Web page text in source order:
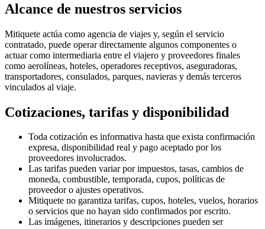
Alcance de nuestros servicios
Mitiquete actúa como agencia de viajes y, según el servicio
contratado, puede operar directamente algunos componentes o
actuar como intermediaria entre el viajero y proveedores finales
como aerolíneas, hoteles, operadores receptivos, aseguradoras,
transportadores, consulados, parques, navieras y demás terceros
vinculados al viaje.
Cotizaciones, tarifas y disponibilidad
Toda cotización es informativa hasta que exista confirmación
expresa, disponibilidad real y pago aceptado por los
proveedores involucrados.
Las tarifas pueden variar por impuestos, tasas, cambios de
moneda, combustible, temporada, cupos, políticas de
proveedor o ajustes operativos.
Mitiquete no garantiza tarifas, cupos, hoteles, vuelos, horarios
o servicios que no hayan sido confirmados por escrito.
Las imágenes, itinerarios y descripciones pueden ser